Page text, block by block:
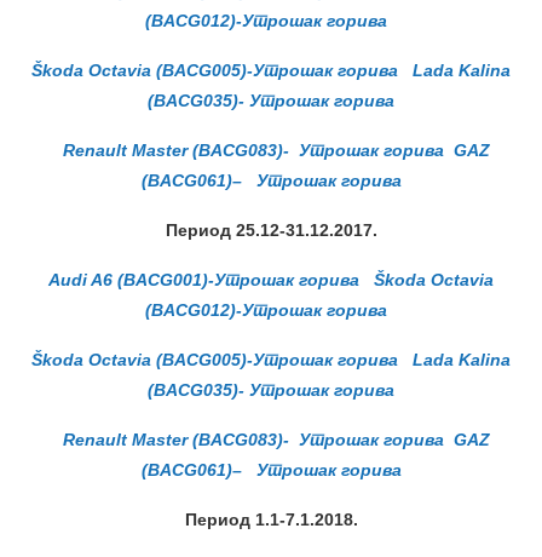
(BACG012)-Утрошак горива
Škoda Octavia (BACG005)-Утрошак горива
Lada Kalina
(BACG035)- Утрошак горива
Renault Master (BACG083)- Утрошак горива GAZ
(BACG061)– Утрошак горива
Период 25.12-31.12.2017.
Audi A6 (BACG001)-Утрошак горива
Škoda Octavia
(BACG012)-Утрошак горива
Škoda Octavia (BACG005)-Утрошак горива
Lada Kalina
(BACG035)- Утрошак горива
Renault Master (BACG083)- Утрошак горива GAZ
(BACG061)– Утрошак горива
Период 1.1-7.1.2018.